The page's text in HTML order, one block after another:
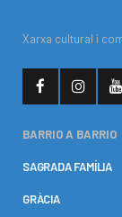
Xarxa cultural i
BARRIO A BARRIO
SAGRADA FAMÍLIA
GRÀCIA